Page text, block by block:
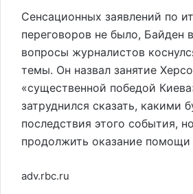
Сенсационных заявлений по
переговоров не было, Байден
вопросы журналистов
темы. Он назвал занятие
«существенной победой
затруднился сказать, какими
последствия этого события,
продолжить оказание помощи
adv.rbc.ru